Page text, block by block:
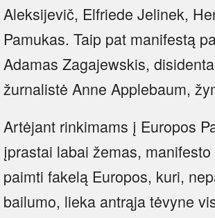
Aleksijevič, Elfriede Jelinek,
Pamukas. Taip pat manifestą
Adamas Zagajewskis,
žurnalistė Anne Applebaum,
Artėjant rinkimams į Europos
įprastai labai žemas,
paimti fakelą Europos, kuri,
bailumo, lieka antrąja tėvyne